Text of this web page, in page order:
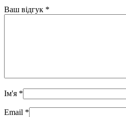
Ваш відгук *
Ім'я *
Email *